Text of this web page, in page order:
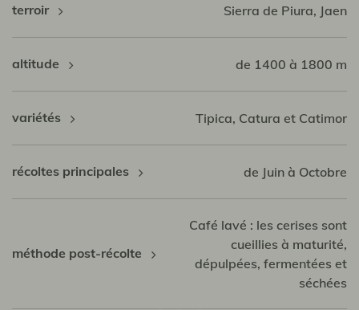
terroir Sierra de Piura, Jaen
altitude de 1400 à 1800 m
variétés Tipica, Catura et Catimor
récoltes principales de Juin à Octobre
méthode post-récolte
Café lavé : les cerises sont
cueillies à maturité,
dépulpées, fermentées et
séchées